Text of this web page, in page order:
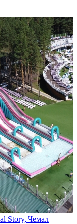
Story, Чемал